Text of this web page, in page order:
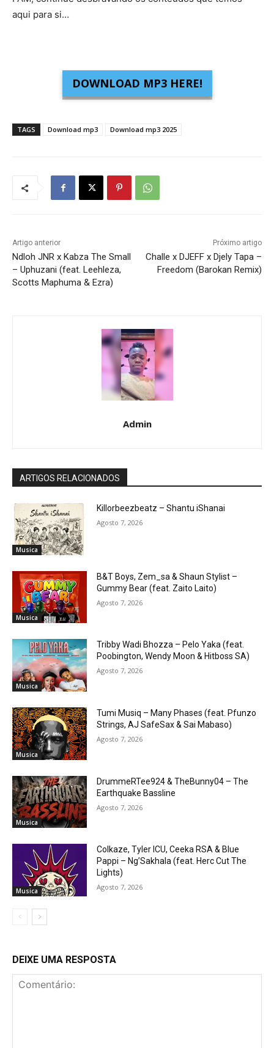
aqui para si…
DOWNLOAD MP3 HERE!
TAGS Download mp3 Download mp3 2025
Artigo anterior
Ndloh JNR x Kabza The Small
– Uphuzani (feat. Leehleza,
Scotts Maphuma & Ezra)
Próximo artigo
Challe x DJEFF x Djely Tapa –
Freedom (Barokan Remix)
Admin
ARTIGOS RELACIONADOS
Musica
Killorbeezbeatz – Shantu iShanai
Agosto 7, 2026
Musica
B&T Boys, Zem_sa & Shaun Stylist –
Gummy Bear (feat. Zaito Laito)
Agosto 7, 2026
Musica
Tribby Wadi Bhozza – Pelo Yaka (feat.
Poobington, Wendy Moon & Hitboss SA)
Agosto 7, 2026
Musica
Tumi Musiq – Many Phases (feat. Pfunzo
Strings, AJ SafeSax & Sai Mabaso)
Agosto 7, 2026
Musica
DrummeRTee924 & TheBunny04 – The
Earthquake Bassline
Agosto 7, 2026
Musica
Colkaze, Tyler ICU, Ceeka RSA & Blue
Pappi – Ng’Sakhala (feat. Herc Cut The
Lights)
Agosto 7, 2026
DEIXE UMA RESPOSTA